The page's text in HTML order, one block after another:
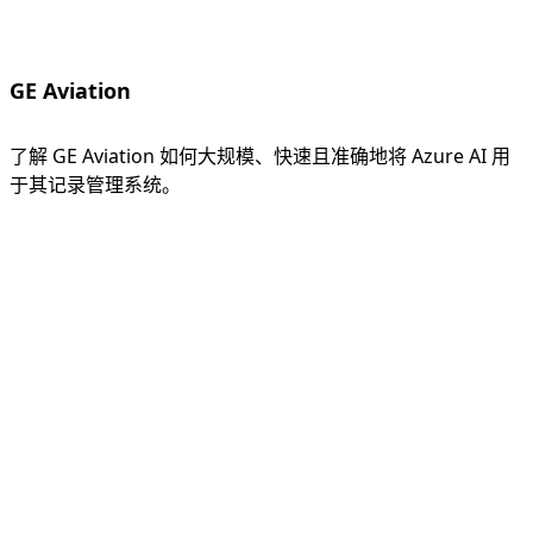
GE Aviation
了解 GE Aviation 如何大规模、快速且准确地将 Azure AI 用
于其记录管理系统。